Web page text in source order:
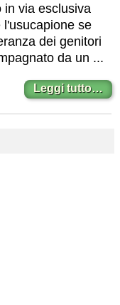
in via esclusiva
se
dei genitori
da un ...
Leggi tutto…